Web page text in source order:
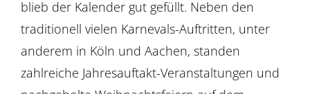
blieb der Kalender gut gefüllt. Neben den
traditionell vielen Karnevals-Auftritten, unter
anderem in Köln und Aachen, standen
zahlreiche Jahresauftakt-Veranstaltungen und